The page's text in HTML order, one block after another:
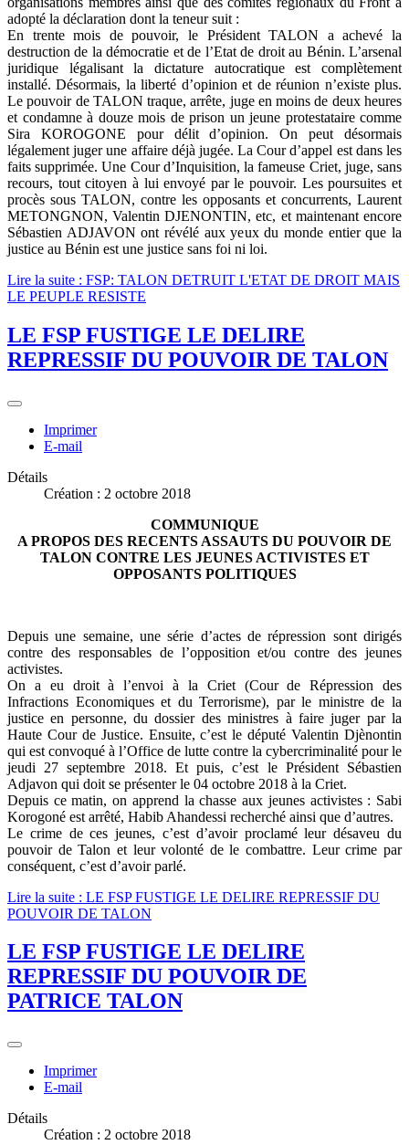
adopté la déclaration dont la teneur suit :
En trente mois de pouvoir, le Président TALON a achevé la
destruction de la démocratie et de l’Etat de droit au Bénin. L’arsenal
juridique légalisant la dictature autocratique est complètement
installé. Désormais, la liberté d’opinion et de réunion n’existe plus.
Le pouvoir de TALON traque, arrête, juge en moins de deux heures
et condamne à douze mois de prison un jeune protestataire comme
Sira KOROGONE pour délit d’opinion. On peut désormais
légalement juger une affaire déjà jugée. La Cour d’appel est dans les
faits supprimée. Une Cour d’Inquisition, la fameuse Criet, juge, sans
recours, tout citoyen à lui envoyé par le pouvoir. Les poursuites et
procès sous TALON, contre les opposants et concurrents, Laurent
METONGNON, Valentin DJENONTIN, etc, et maintenant encore
Sébastien ADJAVON ont révélé aux yeux du monde entier que la
justice au Bénin est une justice sans foi ni loi.
Lire la suite : FSP: TALON DETRUIT L'ETAT DE DROIT MAIS
LE PEUPLE RESISTE
LE FSP FUSTIGE LE DELIRE
REPRESSIF DU POUVOIR DE TALON
Imprimer
E-mail
Détails
Création : 2 octobre 2018
COMMUNIQUE
A PROPOS DES RECENTS ASSAUTS DU POUVOIR DE
TALON CONTRE LES JEUNES ACTIVISTES ET
OPPOSANTS POLITIQUES
Depuis une semaine, une série d’actes de répression sont dirigés
contre des responsables de l’opposition et/ou contre des jeunes
activistes.
On a eu droit à l’envoi à la Criet (Cour de Répression des
Infractions Economiques et du Terrorisme), par le ministre de la
justice en personne, du dossier des ministres à faire juger par la
Haute Cour de Justice. Ensuite, c’est le député Valentin Djènontin
qui est convoqué à l’Office de lutte contre la cybercriminalité pour le
jeudi 27 septembre 2018. Et puis, c’est le Président Sébastien
Adjavon qui doit se présenter le 04 octobre 2018 à la Criet.
Depuis ce matin, on apprend la chasse aux jeunes activistes : Sabi
Korogoné est arrêté, Habib Ahandessi recherché ainsi que d’autres.
Le crime de ces jeunes, c’est d’avoir proclamé leur désaveu du
pouvoir de Talon et leur volonté de le combattre. Leur crime par
conséquent, c’est d’avoir parlé.
Lire la suite : LE FSP FUSTIGE LE DELIRE REPRESSIF DU
POUVOIR DE TALON
LE FSP FUSTIGE LE DELIRE
REPRESSIF DU POUVOIR DE
PATRICE TALON
Imprimer
E-mail
Détails
Création : 2 octobre 2018